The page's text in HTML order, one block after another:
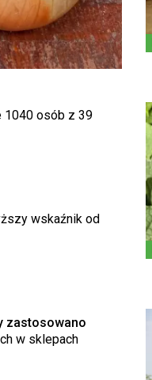
1040 osób z 39
wskaźnik od
zastosowano
w sklepach